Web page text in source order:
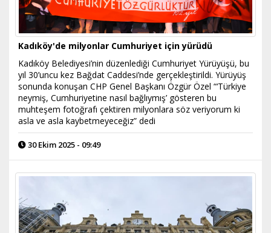
Kadıköy'de milyonlar Cumhuriyet için yürüdü
Kadıköy Belediyesi’nin düzenlediği Cumhuriyet Yürüyüşü, bu
yıl 30’uncu kez Bağdat Caddesi’nde gerçekleştirildi. Yürüyüş
sonunda konuşan CHP Genel Başkanı Özgür Özel “‘Türkiye
neymiş, Cumhuriyetine nasıl bağlıymış’ gösteren bu
muhteşem fotoğrafı çektiren milyonlara söz veriyorum ki
asla ve asla kaybetmeyeceğiz” dedi
30 Ekim 2025 - 09:49